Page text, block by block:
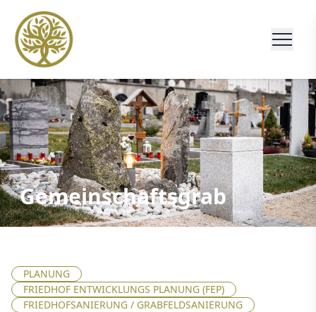
Gemeinschaftsgrab
PLANUNG
FRIEDHOF ENTWICKLUNGS PLANUNG (FEP)
FRIEDHOFSANIERUNG / GRABFELDSANIERUNG